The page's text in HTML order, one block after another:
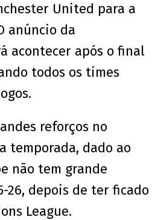
United para a
anúncio da
acontecer após o final
todos os times
reforços no
temporada, dado ao
não tem grande
26, depois de ter ficado
League.